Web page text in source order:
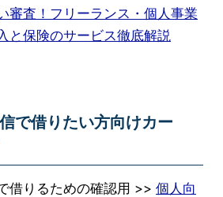
審査！フリーランス・個人事業
と保険のサービス徹底解説
で借りたい方向けカー
借りるための確認用 >> 個人向